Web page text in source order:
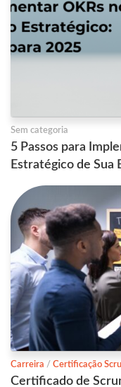
Sem categoria
5 Passos para
Estratégico de Sua
Carreira / Certificação
Certificado de